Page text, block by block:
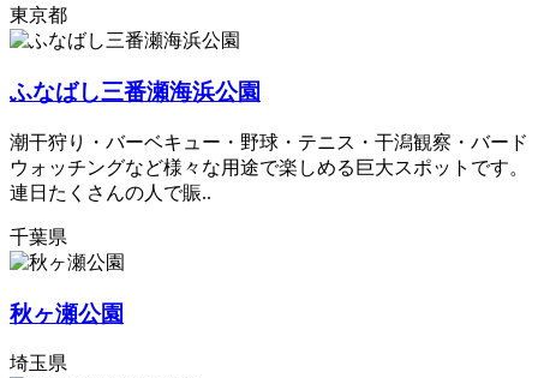
東京都
ふなばし三番瀬海浜公園
潮干狩り・バーベキュー・野球・テニス・干潟観察・バード
ウォッチングなど様々な用途で楽しめる巨大スポットです。
連日たくさんの人で賑..
千葉県
秋ヶ瀬公園
埼玉県